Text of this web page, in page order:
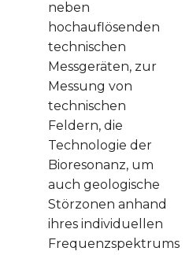
neben
hochauflösenden
technischen
Messgeräten, zur
Messung von
technischen
Feldern, die
Technologie der
Bioresonanz, um
auch geologische
Störzonen anhand
ihres individuellen
Frequenzspektrums